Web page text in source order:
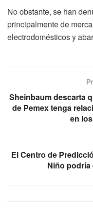
No obstante, se han
principalmente de
electrodomésticos y
Sheinbaum descarta
de Pemex tenga
en
El Centro de
Niño podría